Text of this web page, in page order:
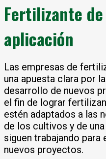
Fertilizante
aplicación
Las empresas de
una apuesta clara por la
desarrollo de nuevos
el fin de lograr
estén adaptados a las
de los cultivos y de
siguen trabajando
nuevos proyectos.